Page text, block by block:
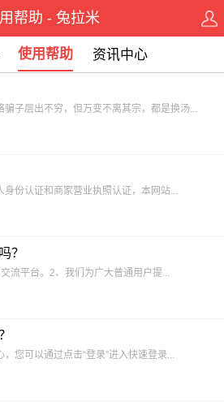
帮助 - 兔拉米
使用帮助 资讯中心
子层出不穷，但万变不离其宗，都是换汤...
份认证和商家营业执照认证，本网站...
？
流平台。2、我们为广大普通用户提...
您可以通过点击“登录”进入快速登录...